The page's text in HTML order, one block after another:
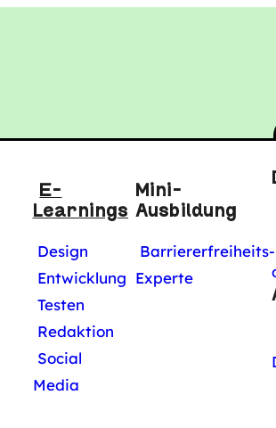
Digital
E-
Learnings
Design
Entwicklung
Testen
Redaktion
Social
Media
Mini-
Ausbildung
Barriererfreiheits-
Experte